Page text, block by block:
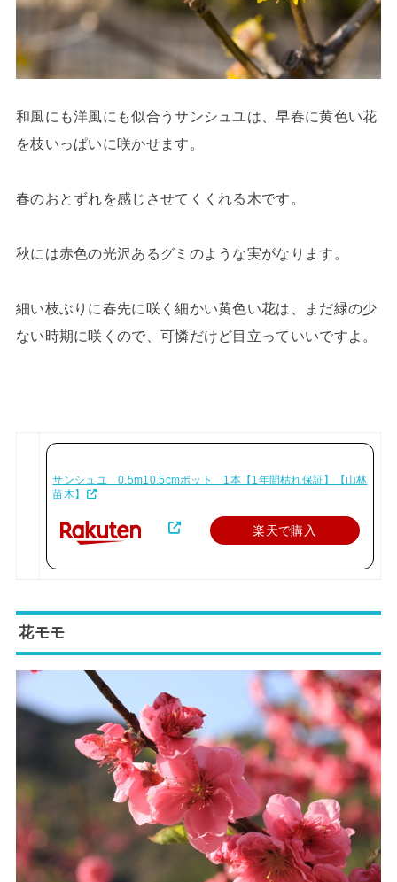
和風にも洋風にも似合うサンシュユは、早春に黄色い花
を枝いっぱいに咲かせます。
春のおとずれを感じさせてくくれる木です。
秋には赤色の光沢あるグミのような実がなります。
細い枝ぶりに春先に咲く細かい黄色い花は、まだ緑の少
ない時期に咲くので、可憐だけど目立っていいですよ。
サンシュユ 0.5m10.5cmポット 1本【1年間枯れ保証】【山林
苗木】
楽天で購入
花モモ